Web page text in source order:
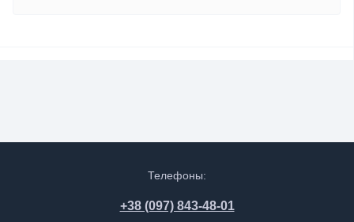
Телефоны:
+38 (097) 843-48-01